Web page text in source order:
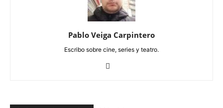
Pablo Veiga Carpintero
Escribo sobre cine, series y teatro.